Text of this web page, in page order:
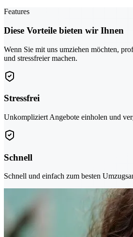
Features
Diese Vorteile bieten wir Ihnen
Wenn Sie mit uns umziehen möchten,
und stressfreier machen.
Stressfrei
Unkompliziert Angebote einholen und
Schnell
Schnell und einfach zum besten